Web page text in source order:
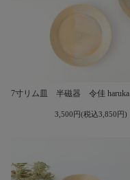
7寸リム皿 半磁器 令佳 haruka
3,500円(税込3,850円)